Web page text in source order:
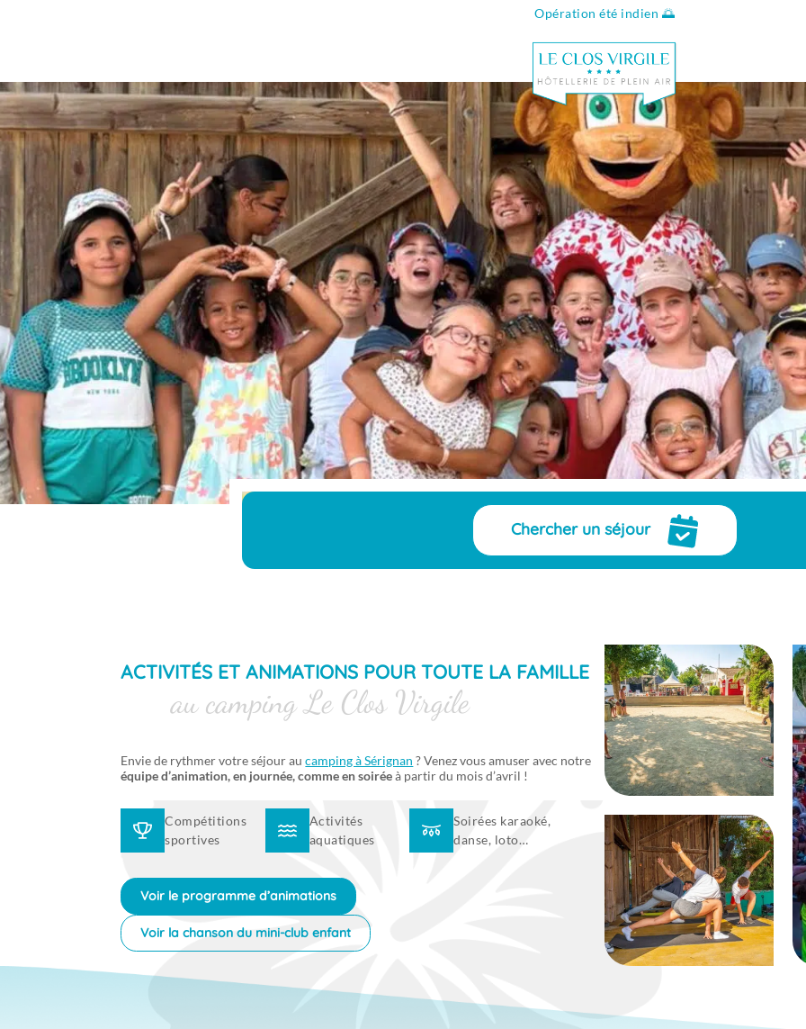
Opération été indien 🌅
Chercher un séjour
ACTIVITÉS ET ANIMATIONS POUR TOUTE LA FAMILLE
au camping Le Clos Virgile
Envie de rythmer votre séjour aucamping à Sérignan ? Venez vous amuser avec notre
équipe d’animation, en journée, comme en soiréeà partir du mois d’avril !
Compétitions
sportives
Activités
aquatiques
Soirées karaoké,
danse, loto…
Voir le programme d’animations
Voir la chanson du mini-club enfant